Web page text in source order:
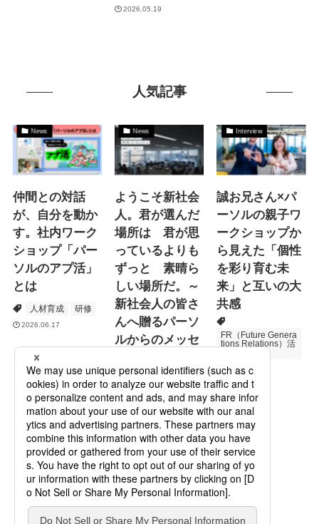
2026.05.19
人気記事
News
仲間との対話
が、自分を動か
す。社内ワーク
ショップ「パー
ソルのアプ活」
とは
人材育成 研修
2026.06.17
News
ようこそ新社会
人。君が選んだ
場所は 君が思
っているよりも
ずっと 素晴ら
しい場所だ。～
新社会人の皆さ
んへ贈るパーソ
ルからのメッセ
Specialized Servic
es
プロモーション
Interview
誠お兄さん×パ
ーソルの親子ワ
ークショップか
ら見えた「個性
を彩り育む未
来」と互いの大
共感
FR（Future Genera
tions Relations）活
次世代育成
2026.06.16